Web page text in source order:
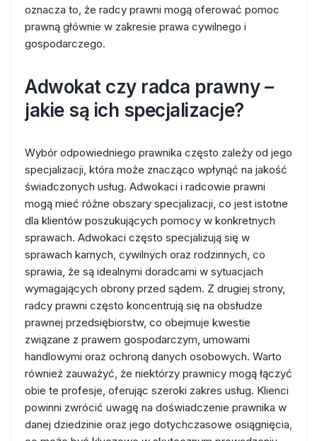
oznacza to, że radcy prawni mogą oferować pomoc
prawną głównie w zakresie prawa cywilnego i
gospodarczego.
Adwokat czy radca prawny –
jakie są ich specjalizacje?
Wybór odpowiedniego prawnika często zależy od jego
specjalizacji, która może znacząco wpłynąć na jakość
świadczonych usług. Adwokaci i radcowie prawni
mogą mieć różne obszary specjalizacji, co jest istotne
dla klientów poszukujących pomocy w konkretnych
sprawach. Adwokaci często specjalizują się w
sprawach karnych, cywilnych oraz rodzinnych, co
sprawia, że są idealnymi doradcami w sytuacjach
wymagających obrony przed sądem. Z drugiej strony,
radcy prawni często koncentrują się na obsłudze
prawnej przedsiębiorstw, co obejmuje kwestie
związane z prawem gospodarczym, umowami
handlowymi oraz ochroną danych osobowych. Warto
również zauważyć, że niektórzy prawnicy mogą łączyć
obie te profesje, oferując szeroki zakres usług. Klienci
powinni zwrócić uwagę na doświadczenie prawnika w
danej dziedzinie oraz jego dotychczasowe osiągnięcia,